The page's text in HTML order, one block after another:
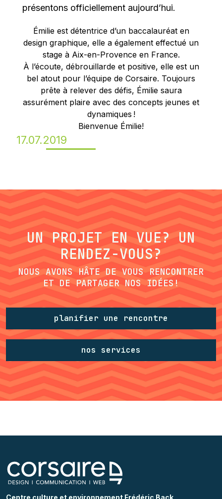
présentons officiellement aujourd’hui.
Émilie est détentrice d’un baccalauréat en
design graphique, elle a également effectué un
stage à Aix-en-Provence en France.
À l’écoute, débrouillarde et positive, elle est un
bel atout pour l’équipe de Corsaire. Toujours
prête à relever des défis, Émilie saura
assurément plaire avec des concepts jeunes et
dynamiques !
Bienvenue Émilie!
17.07.2019
UN PROJET EN VUE? UN
RENDEZ-VOUS?
NOUS AVONS HÂTE DE VOUS RENCONTRER
ET DE PARTAGER NOS IDÉES!
planifier une rencontre
nos services
Centre culture et environnement Frédéric Back